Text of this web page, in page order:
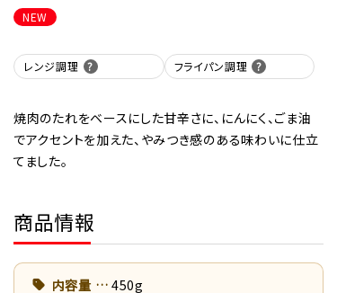
NEW
レンジ調理 フライパン調理
焼肉のたれをベースにした甘辛さに、にんにく、ごま油
でアクセントを加えた、やみつき感のある味わいに仕立
てました。
商品情報
内容量 450g